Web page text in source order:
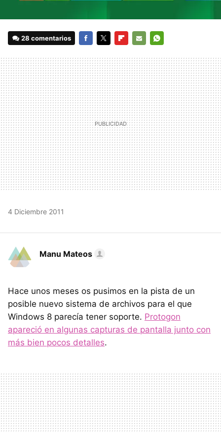
28 comentarios
MAIL
4 Diciembre 2011
Manu Mateos
Hace unos meses os pusimos en la pista de un
posible nuevo sistema de archivos para el que
Windows 8 parecía tener soporte. Protogon
apareció en algunas capturas de pantalla junto con
más bien pocos detalles.